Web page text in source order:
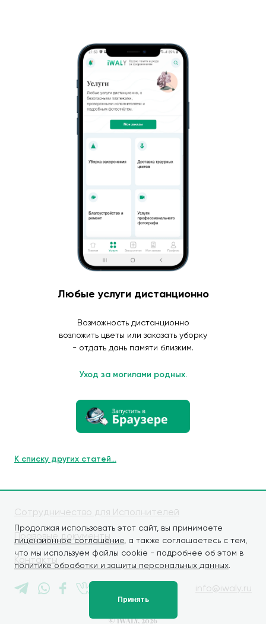
Продолжая использовать этот сайт, вы принимаете
лицензионное соглашение , а также соглашаетесь с тем,
что мы используем файлы cookie - подробнее об этом в
политике обработки и защиты персональных данных.
Принять
Любые услуги дистанционно
Возможность дистанционно
возложить цветы или заказать уборку
- отдать дань памяти близким.
Уход за могилами родных.
К списку других статей...
Сотрудничество для Исполнителей
Правовые документы
Контакты
info@iwaly.ru
© iWALY, 2026